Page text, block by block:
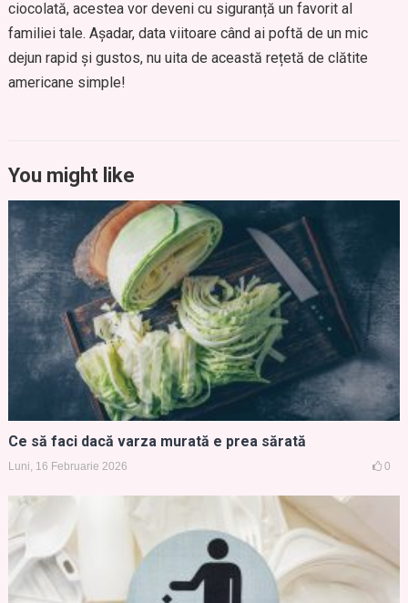
ciocolată, acestea vor deveni cu siguranță un favorit al
familiei tale. Așadar, data viitoare când ai poftă de un mic
dejun rapid și gustos, nu uita de această rețetă de clătite
americane simple!
You might like
Ce să faci dacă varza murată e prea sărată
Luni, 16 Februarie 2026 0